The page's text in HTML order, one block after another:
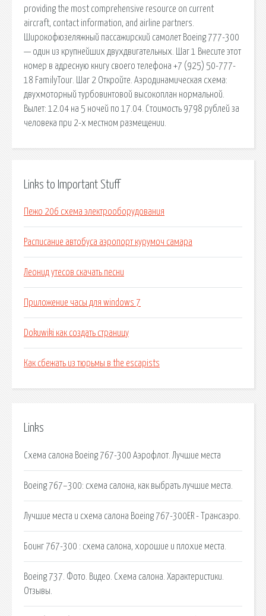
providing the most comprehensive resource on current
aircraft, contact information, and airline partners.
Широкофюзеляжный пассажирский самолет Boeing 777-300
— один из крупнейших двухдвигательных. Шаг 1 Внесите этот
номер в адресную книгу своего телефона +7 (925) 50-777-
18 FamilyTour. Шаг 2 Откройте. Аэродинамическая схема:
двухмоторный турбовинтовой высокоплан нормальной.
Вылет: 12.04 на 5 ночей по 17.04. Стоимость 9798 рублей за
человека при 2-х местном размещении.
Links to Important Stuff
Пежо 206 схема электрооборудования
Расписание автобуса аэропорт курумоч самара
Леонид утесов скачать песни
Приложение часы для windows 7
Dokuwiki как создать страницу
Как сбежать из тюрьмы в the escapists
Links
Схема салона Boeing 767-300 Аэрофлот. Лучшие места
Boeing 767–300: схема салона, как выбрать лучшие места.
Лучшие места и схема салона Boeing 767-300ER - Трансаэро.
Боинг 767-300 : схема салона, хорошие и плохие места.
Boeing 737. Фото. Видео. Схема салона. Характеристики.
Отзывы.